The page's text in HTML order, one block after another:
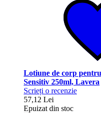
Lotiune de corp
Sensitiv 250ml, Lavera
Scrieți o recenzie
57,12 Lei
Epuizat din stoc